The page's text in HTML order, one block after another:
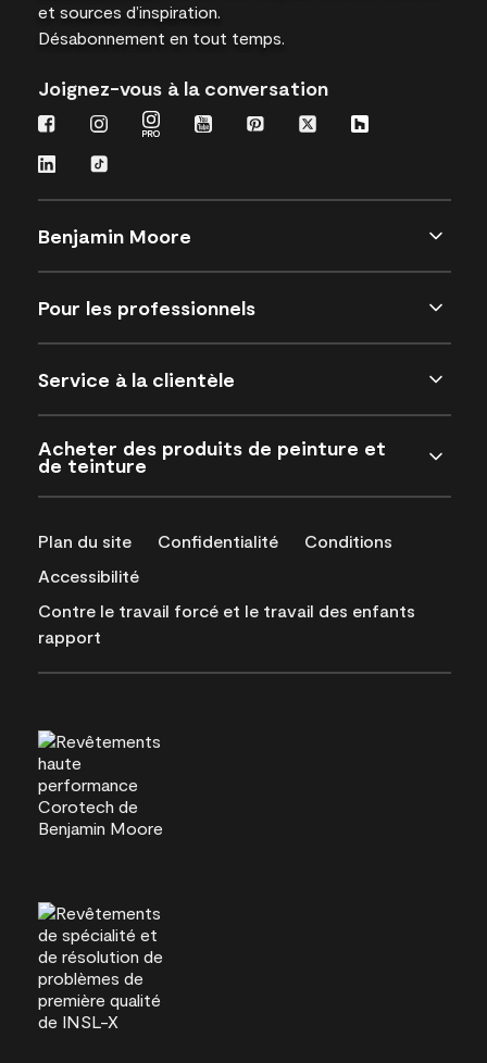
et sources d’inspiration.
Désabonnement en tout temps.
Joignez-vous à la conversation
Benjamin Moore
Pour les professionnels
Service à la clientèle
Acheter des produits de peinture et
de teinture
Plan du site Confidentialité
Conditions
Accessibilité
Contre le travail forcé et le travail des enfants
rapport